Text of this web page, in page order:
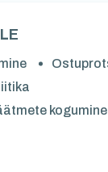
kogumine